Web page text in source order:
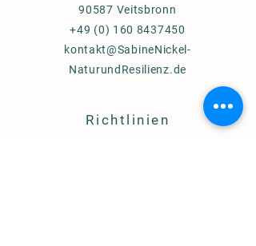
90587 Veitsbronn
+49 (0) 160 8437450
kontakt@SabineNickel-
NaturundResilienz.de
Richtlinien